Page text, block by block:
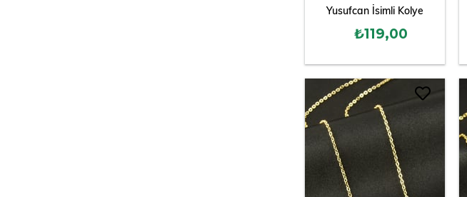
Yusufcan İsimli Kolye
₺119,00